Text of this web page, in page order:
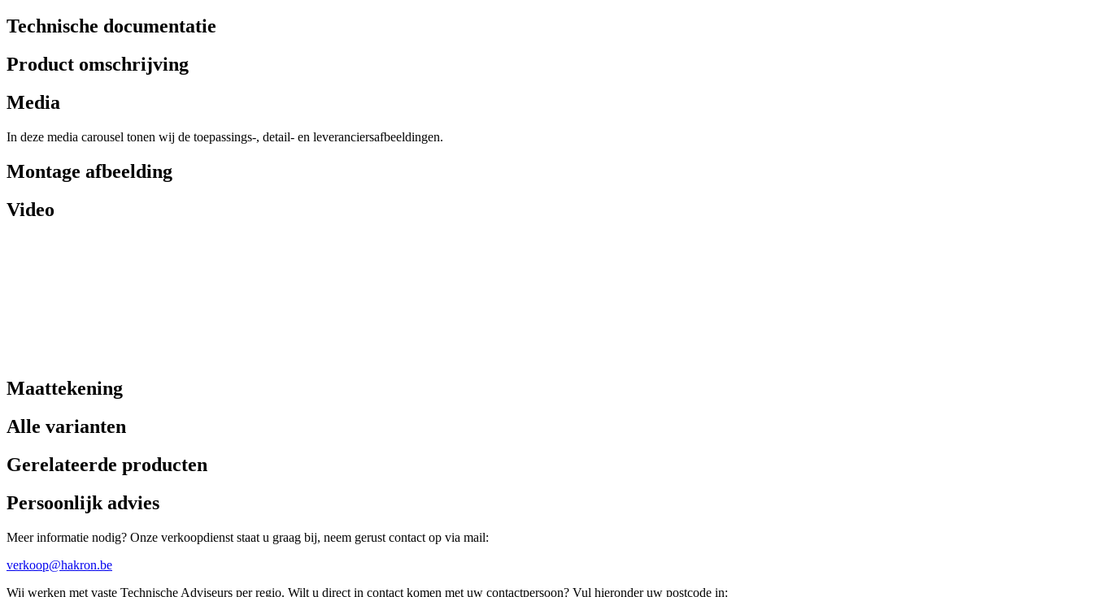
Technische documentatie
Product omschrijving
Media
In deze media carousel tonen wij de toepassings-, detail- en leveranciersafbeeldingen.
Montage afbeelding
Video
Maattekening
Alle varianten
Gerelateerde producten
Persoonlijk advies
Meer informatie nodig? Onze verkoopdienst staat u graag bij, neem gerust contact op via mail:
verkoop@hakron.be
Wij werken met vaste Technische Adviseurs per regio. Wilt u direct in contact komen met uw contactpersoon? Vul hieronder uw postcode in: